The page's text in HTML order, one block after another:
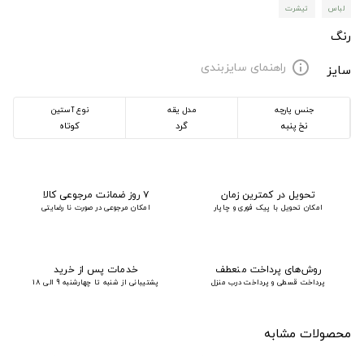
لباس تیشرت
رنگ
سایز
info راهنمای سایزبندی
جنس پارچه
نخ پنبه
مدل یقه
گرد
نوع آستین
کوتاه
تحویل در کمترین زمان
امکان تحویل با پیک فوری و چاپار
۷ روز ضمانت مرجوعی کالا
امکان مرجوعی در صورت نا رضایتی
روش‌های پرداخت منعطف
پرداخت قسطی و پرداخت درب منزل
خدمات پس از خرید
پشتیبانی از شنبه تا چهارشنبه 9 الی 18
محصولات مشابه